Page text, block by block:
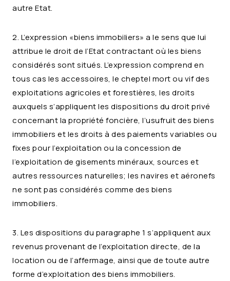
autre Etat.
2. L’expression «biens immobiliers» a le sens que lui
attribue le droit de l’Etat contractant où les biens
considérés sont situés. L’expression comprend en
tous cas les accessoires, le cheptel mort ou vif des
exploitations agricoles et forestières, les droits
auxquels s’appliquent les dispositions du droit privé
concernant la propriété foncière, l’usufruit des biens
immobiliers et les droits à des paiements variables ou
fixes pour l’exploitation ou la concession de
l’exploitation de gisements minéraux, sources et
autres ressources naturelles; les navires et aéronefs
ne sont pas considérés comme des biens
immobiliers.
3. Les dispositions du paragraphe 1 s’appliquent aux
revenus provenant de l’exploitation directe, de la
location ou de l’affermage, ainsi que de toute autre
forme d’exploitation des biens immobiliers.